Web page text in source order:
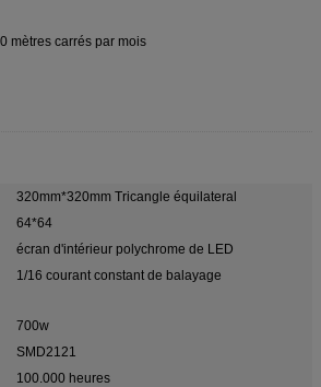
mètres carrés par mois
320mm*320mm Tricangle équilateral
64*64
écran d'intérieur polychrome de LED
1/16 courant constant de balayage
700w
SMD2121
100.000 heures